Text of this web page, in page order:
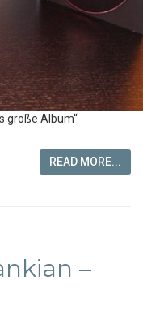
große Album“
READ MORE...
–